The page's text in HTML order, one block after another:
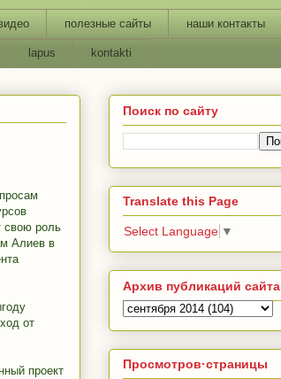
полезные сайты наши контакты
lapus kontakti
свою роль
Алиев в
от
проект
Поиск по сайту
Translate this Page
Select Language ▼
Архив публикаций сайта
Просмотров·страницы